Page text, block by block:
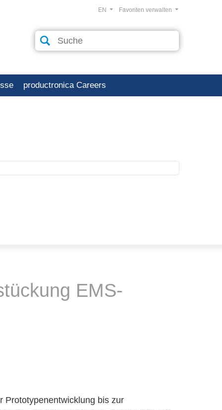
Favoriten verwalten
EN
productronica Careers
EMS-
Prototypenentwicklung bis zur